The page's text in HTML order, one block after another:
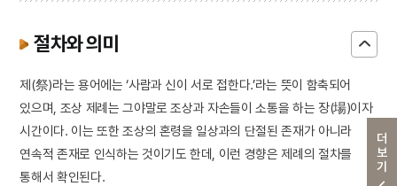
더보기
절차와 의미
제(祭)라는 용어에는 ‘사람과 신이 서로 접한다.’라는 뜻이 함축되어
있으며, 조상 제례는 그야말로 조상과 자손들이 소통을 하는 장(場)이자
시간이다. 이는 또한 조상의 혼령을 일상과의 단절된 존재가 아니라
연속적 존재로 인식하는 것이기도 한데, 이런 경향은 제례의 절차를
통해서 확인된다.